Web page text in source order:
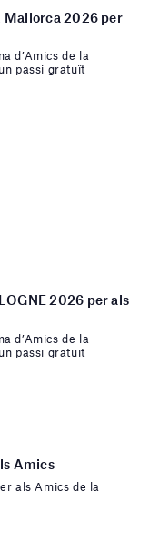
Mallorca 2026 per
d’Amics de la
passi gratuït
2026 per als
d’Amics de la
passi gratuït
Amics
als Amics de la